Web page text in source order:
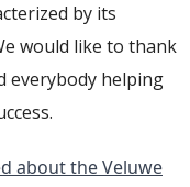
by its
would like to thank
everybody helping
about the Veluwe